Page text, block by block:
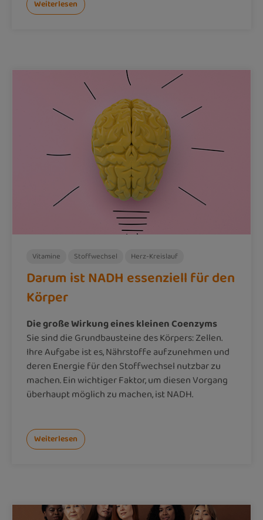
Weiterlesen
Vitamine Stoffwechsel Herz-Kreislauf
Darum ist NADH essenziell für den
Körper
Die große Wirkung eines kleinen Coenzyms
Sie sind die Grundbausteine des Körpers: Zellen.
Ihre Aufgabe ist es, Nährstoffe aufzunehmen und
deren Energie für den Stoffwechsel nutzbar zu
machen. Ein wichtiger Faktor, um diesen Vorgang
überhaupt möglich zu machen, ist NADH.
Weiterlesen